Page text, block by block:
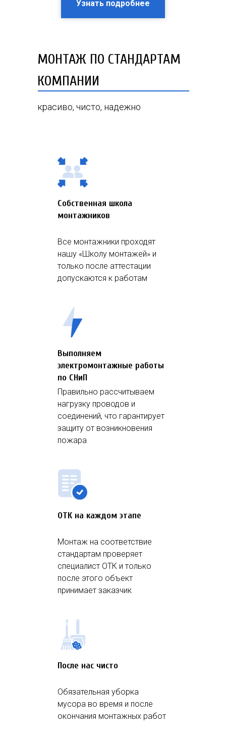
Узнать подробнее
МОНТАЖ ПО СТАНДАРТАМ
КОМПАНИИ
красиво, чисто, надежно
Собственная школа
монтажников
Все монтажники проходят
нашу «Школу монтажей» и
только после аттестации
допускаются к работам
Выполняем
электромонтажные работы
по СНиП
Правильно рассчитываем
нагрузку проводов и
соединений, что гарантирует
защиту от возникновения
пожара
ОТК на каждом этапе
Монтаж на соответствие
стандартам проверяет
специалист ОТК и только
после этого объект
принимает заказчик
После нас чисто
Обязательная уборка
мусора во время и после
окончания монтажных работ